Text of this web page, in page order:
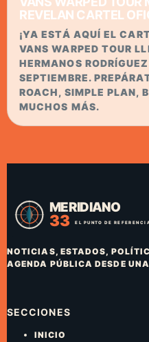
REVELAN CARTEL
¡YA ESTÁ AQUÍ EL
VANS WARPED TOUR
HERMANOS
SEPTIEMBRE.
ROACH, SIMPLE PLAN,
MUCHOS MÁS.
NOTICIAS, ESTADOS,
AGENDA PÚBLICA DESDE
SECCIONES
INICIO